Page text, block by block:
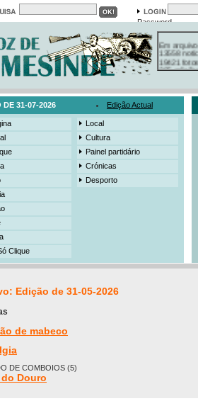
Password
Em arquivo
13558
19421
385
DE 31-07-2026 Edição Actual
Clique
Local
Cultura
Painel partidário
Crónicas
Desporto
Edição de 31-05-2026
de mabeco
DE COMBOIOS (5)
Douro